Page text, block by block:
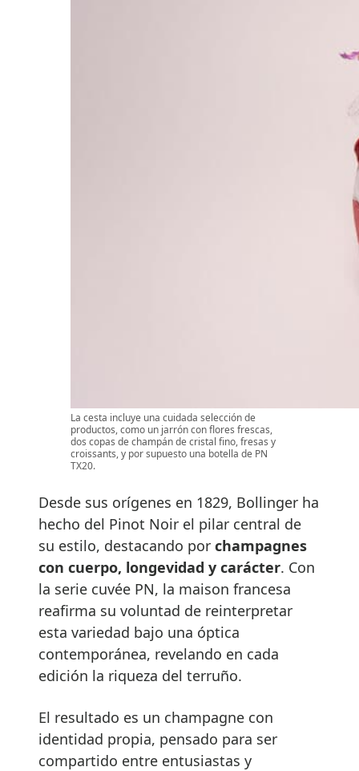
La cesta incluye una cuidada selección de
productos, como un jarrón con flores frescas,
dos copas de champán de cristal fino, fresas y
croissants, y por supuesto una botella de PN
TX20.
Desde sus orígenes en 1829, Bollinger ha
hecho del Pinot Noir el pilar central de
su estilo, destacando por champagnes
con cuerpo, longevidad y carácter. Con
la serie cuvée PN, la maison francesa
reafirma su voluntad de reinterpretar
esta variedad bajo una óptica
contemporánea, revelando en cada
edición la riqueza del terruño.
El resultado es un champagne con
identidad propia, pensado para ser
compartido entre entusiastas y